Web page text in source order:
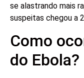
se alastrando mais
suspeitas chegou a
Como
do Ebola?